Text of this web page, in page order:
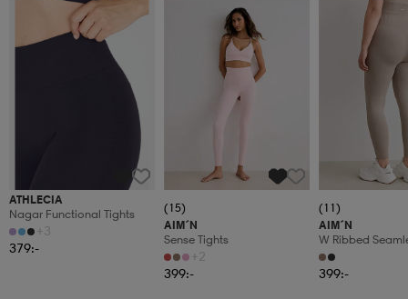
ATHLECIA
Nagar Functional Tights
+3
379:-
(15)
AIM´N
Sense Tights
+2
399:-
(11)
AIM´N
W Ribbed
399:-